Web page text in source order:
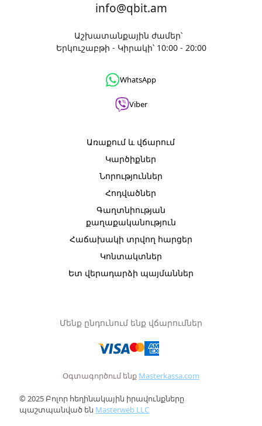
info@qbit.am
Աշխատանքային ժամեր՝
Երկուշաբթի - Կիրակի՝ 10:00 - 20:00
WhatsApp
Viber
Առաքում և վճարում
Կարծիքներ
Նորություններ
Հոդվածներ
Գաղտնիության
քաղաքականություն
Հաճախակի տրվող հարցեր
Կոնտակտներ
Ետ վերադարձի պայմաններ
Մենք ընդունում ենք վճարումներ
Օգտագործում ենք Masterkassa.com
© 2025 Բոլոր հեղինակային իրավունքները
պաշտպանված են Masterweb LLC